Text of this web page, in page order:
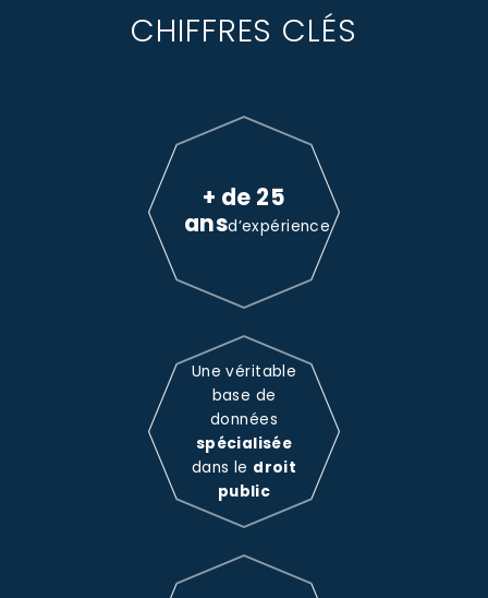
CHIFFRES CLÉS
+ de 25
ansd’expérience
Une véritable
base de
données
spécialisée
dans le droit
public